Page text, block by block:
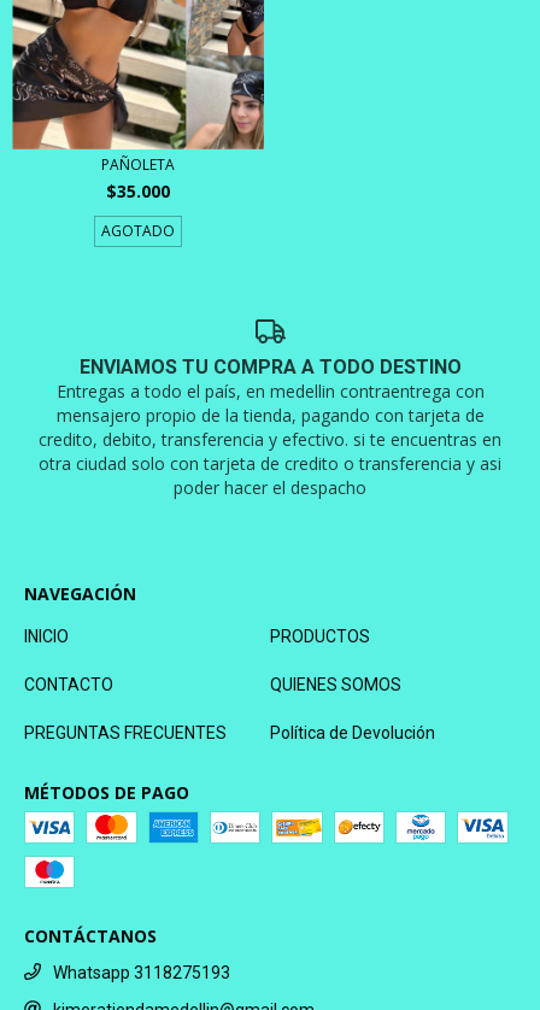
PAÑOLETA
$35.000
AGOTADO
ENVIAMOS TU COMPRA A TODO DESTINO
Entregas a todo el país, en medellin contraentrega con
mensajero propio de la tienda, pagando con tarjeta de
credito, debito, transferencia y efectivo. si te encuentras en
otra ciudad solo con tarjeta de credito o transferencia y asi
poder hacer el despacho
NAVEGACIÓN
INICIO PRODUCTOS
CONTACTO QUIENES SOMOS
PREGUNTAS FRECUENTES Política de Devolución
MÉTODOS DE PAGO
CONTÁCTANOS
Whatsapp 3118275193